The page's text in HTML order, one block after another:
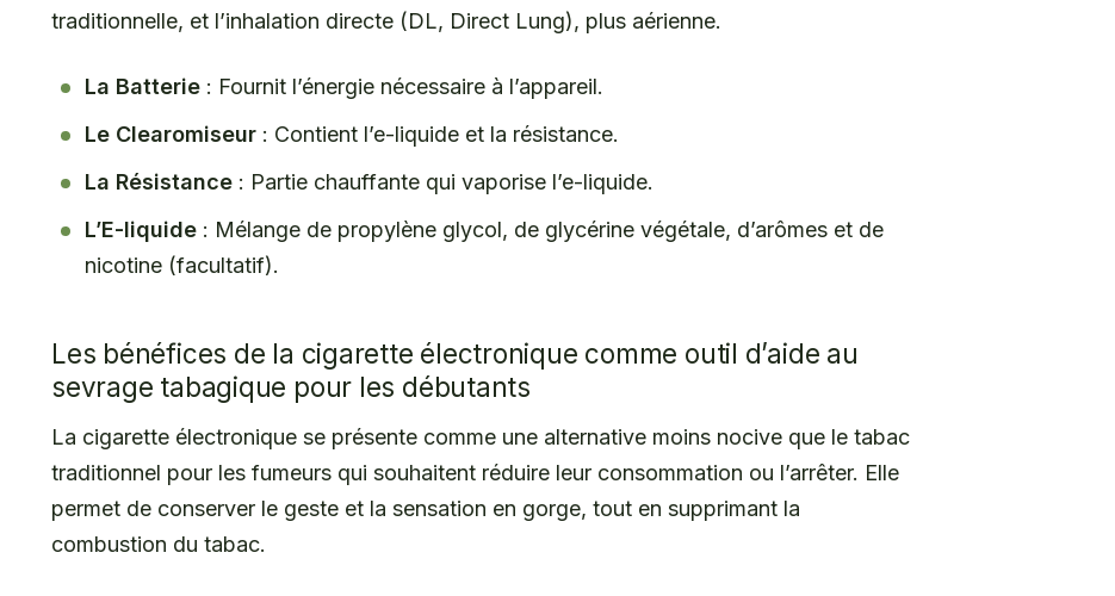
traditionnelle, et l’inhalation directe (DL, Direct Lung), plus aérienne.
La Batterie : Fournit l’énergie nécessaire à l’appareil.
Le Clearomiseur : Contient l’e-liquide et la résistance.
La Résistance : Partie chauffante qui vaporise l’e-liquide.
L’E-liquide : Mélange de propylène glycol, de glycérine végétale, d’arômes et de
nicotine (facultatif).
Les bénéfices de la cigarette électronique comme outil d’aide au
sevrage tabagique pour les débutants
La cigarette électronique se présente comme une alternative moins nocive que le tabac
traditionnel pour les fumeurs qui souhaitent réduire leur consommation ou l’arrêter. Elle
permet de conserver le geste et la sensation en gorge, tout en supprimant la
combustion du tabac.